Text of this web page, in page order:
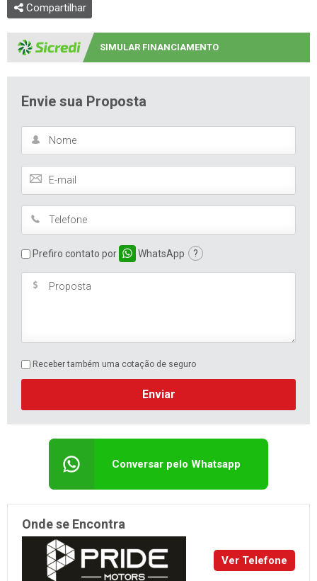
Compartilhar
SIMULAR FINANCIAMENTO
Envie sua Proposta
Prefiro contato por WhatsApp ?
Receber também uma cotação de seguro
Enviar
Conversar pelo Whatsapp
Onde se Encontra
Ver Telefone